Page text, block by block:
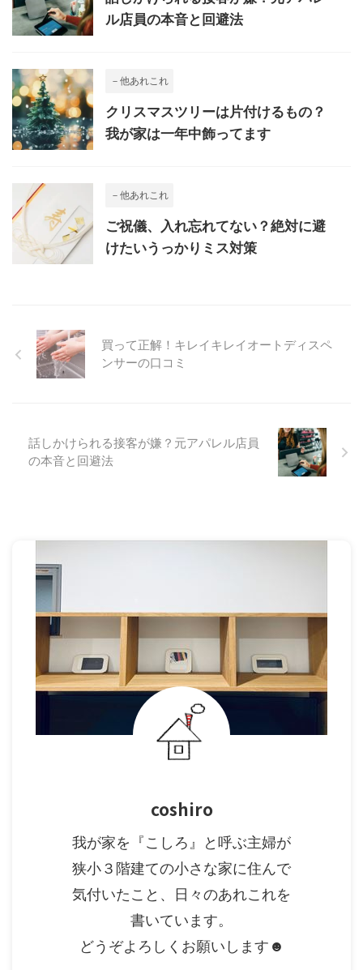
ル店員の本音と回避法
－他あれこれ
クリスマスツリーは片付けるもの？
我が家は一年中飾ってます
－他あれこれ
ご祝儀、入れ忘れてない？絶対に避
けたいうっかりミス対策
買って正解！キレイキレイオートディスペ
ンサーの口コミ
話しかけられる接客が嫌？元アパレル店員
の本音と回避法
coshiro
我が家を『こしろ』と呼ぶ主婦が
狭小３階建ての小さな家に住んで
気付いたこと、日々のあれこれを
書いています。
どうぞよろしくお願いします☻